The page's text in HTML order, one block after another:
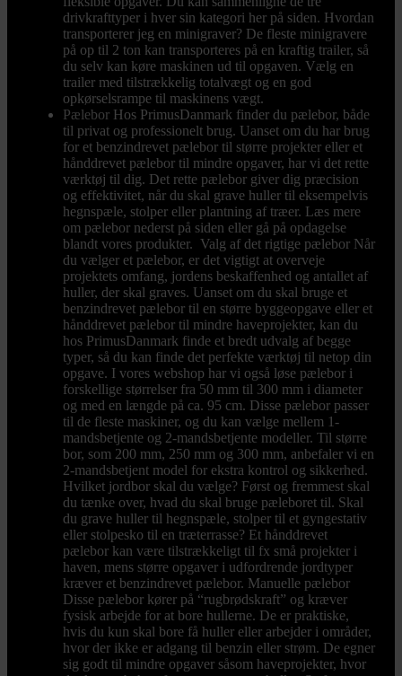
drivkrafttyper i hver sin kategori her på siden. Hvordan
transporterer jeg en minigraver? De fleste minigravere
på op til 2 ton kan transporteres på en kraftig trailer, så
du selv kan køre maskinen ud til opgaven. Vælg en
trailer med tilstrækkelig totalvægt og en god
opkørselsrampe til maskinens vægt.
Pælebor Hos PrimusDanmark finder du pælebor, både
til privat og professionelt brug. Uanset om du har brug
for et benzindrevet pælebor til større projekter eller et
hånddrevet pælebor til mindre opgaver, har vi det rette
værktøj til dig. Det rette pælebor giver dig præcision
og effektivitet, når du skal grave huller til eksempelvis
hegnspæle, stolper eller plantning af træer. Læs mere
om pælebor nederst på siden eller gå på opdagelse
blandt vores produkter. Valg af det rigtige pælebor Når
du vælger et pælebor, er det vigtigt at overveje
projektets omfang, jordens beskaffenhed og antallet af
huller, der skal graves. Uanset om du skal bruge et
benzindrevet pælebor til en større byggeopgave eller et
hånddrevet pælebor til mindre haveprojekter, kan du
hos PrimusDanmark finde et bredt udvalg af begge
typer, så du kan finde det perfekte værktøj til netop din
opgave. I vores webshop har vi også løse pælebor i
forskellige størrelser fra 50 mm til 300 mm i diameter
og med en længde på ca. 95 cm. Disse pælebor passer
til de fleste maskiner, og du kan vælge mellem 1-
mandsbetjente og 2-mandsbetjente modeller. Til større
bor, som 200 mm, 250 mm og 300 mm, anbefaler vi en
2-mandsbetjent model for ekstra kontrol og sikkerhed.
Hvilket jordbor skal du vælge? Først og fremmest skal
du tænke over, hvad du skal bruge pæleboret til. Skal
du grave huller til hegnspæle, stolper til et gyngestativ
eller stolpesko til en træterrasse? Et hånddrevet
pælebor kan være tilstrækkeligt til fx små projekter i
haven, mens større opgaver i udfordrende jordtyper
kræver et benzindrevet pælebor. Manuelle pælebor
Disse pælebor kører på “rugbrødskraft” og kræver
fysisk arbejde for at bore hullerne. De er praktiske,
hvis du kun skal bore få huller eller arbejder i områder,
hvor der ikke er adgang til benzin eller strøm. De egner
sig godt til mindre opgaver såsom haveprojekter, hvor